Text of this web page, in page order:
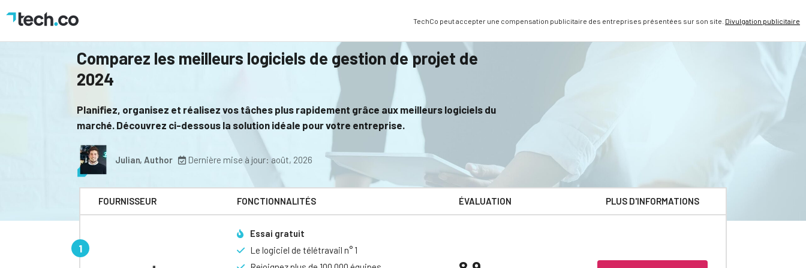
TechCo peut accepter une compensation publicitaire des entreprises présentées sur son site. Divulgation publicitaire
Comparez les meilleurs logiciels de gestion de projet de
2024
Planifiez, organisez et réalisez vos tâches plus rapidement grâce aux meilleurs logiciels du
marché. Découvrez ci-dessous la solution idéale pour votre entreprise.
Julian, Author Dernière mise à jour: août, 2026
FOURNISSEUR FONCTIONNALITÉS ÉVALUATION PLUS D'INFORMATIONS
Essai gratuit
Le logiciel de télétravail n° 1